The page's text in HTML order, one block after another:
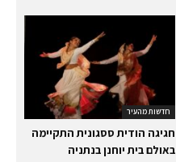
חדשות מהעיר
חגיגה הודית ססגונית התקיימה
באולם בית יוחנן בנתניה